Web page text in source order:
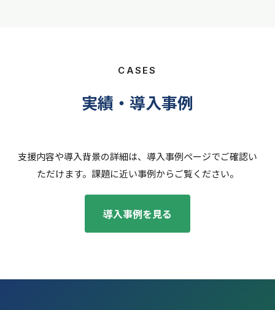
CASES
実績・導入事例
支援内容や導入背景の詳細は、導入事例ページでご確認い
ただけます。課題に近い事例からご覧ください。
導入事例を見る